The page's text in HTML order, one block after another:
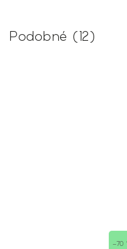
Podobné (12)
–70